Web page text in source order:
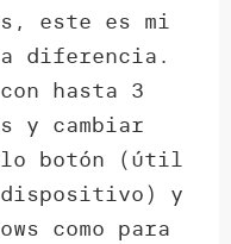
este es mi
diferencia.
hasta 3
y cambiar
botón (útil
y
como para